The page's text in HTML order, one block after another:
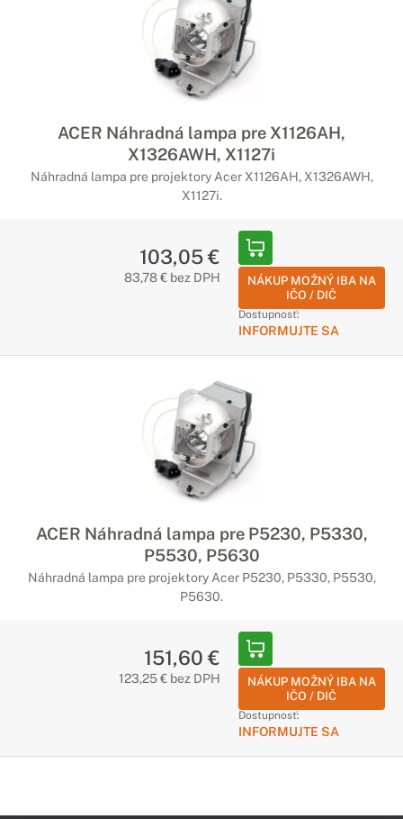
ACER Náhradná lampa pre X1126AH,
X1326AWH, X1127i
Náhradná lampa pre projektory Acer X1126AH, X1326AWH,
X1127i.
103,05 €
83,78 € bez DPH
NÁKUP MOŽNÝ IBA NA
IČO / DIČ
Dostupnosť:
INFORMUJTE SA
ACER Náhradná lampa pre P5230, P5330,
P5530, P5630
Náhradná lampa pre projektory Acer P5230, P5330, P5530,
P5630.
151,60 €
123,25 € bez DPH
NÁKUP MOŽNÝ IBA NA
IČO / DIČ
Dostupnosť:
INFORMUJTE SA